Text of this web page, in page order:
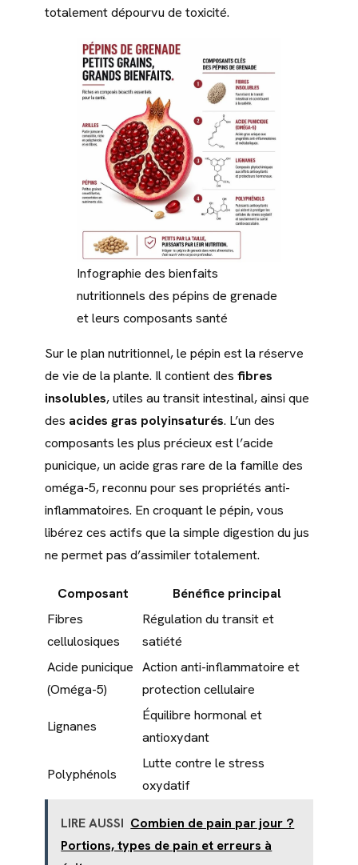
totalement dépourvu de toxicité.
Infographie des bienfaits
nutritionnels des pépins de grenade
et leurs composants santé
Sur le plan nutritionnel, le pépin est la réserve
de vie de la plante. Il contient des fibres
insolubles, utiles au transit intestinal, ainsi que
des acides gras polyinsaturés. L’un des
composants les plus précieux est l’acide
punicique, un acide gras rare de la famille des
oméga-5, reconnu pour ses propriétés anti-
inflammatoires. En croquant le pépin, vous
libérez ces actifs que la simple digestion du jus
ne permet pas d’assimiler totalement.
Composant
Bénéfice principal
Fibres
cellulosiques
Régulation du transit et
satiété
Acide punicique
(Oméga-5)
Action anti-inflammatoire et
protection cellulaire
Lignanes
Équilibre hormonal et
antioxydant
Polyphénols
Lutte contre le stress
oxydatif
LIRE AUSSI Combien de pain par jour ?
Portions, types de pain et erreurs à